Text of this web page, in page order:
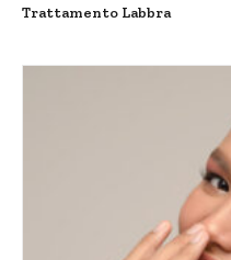
Trattamento Labbra